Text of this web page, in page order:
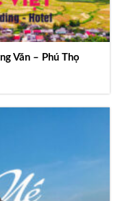
Văn – Phú Thọ